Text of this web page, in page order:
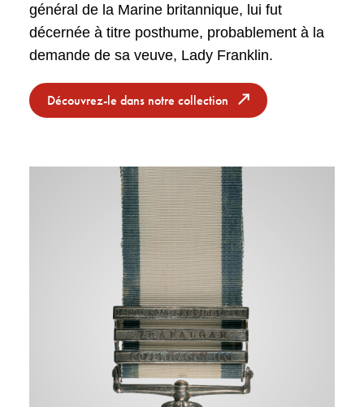
général de la Marine britannique, lui fut
décernée à titre posthume, probablement à la
demande de sa veuve, Lady Franklin.
Découvrez-le dans notre collection